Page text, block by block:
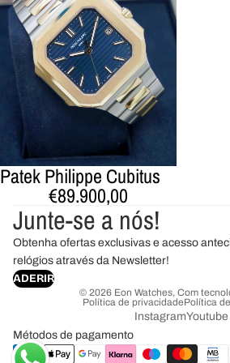
Patek Philippe Cubitus
€89.900,00
Junte-se a nós!
Obtenha ofertas exclusivas e acesso
relógios através da Newsletter!
ADERIR
© 2026 Eon Watches, Com
Política de privacidadePolítica
InstagramYoutube
Métodos de pagamento